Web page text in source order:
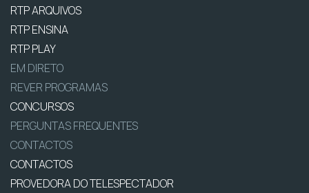
RTP ARQUIVOS
RTP ENSINA
RTP PLAY
EM DIRETO
REVER PROGRAMAS
CONCURSOS
PERGUNTAS FREQUENTES
CONTACTOS
CONTACTOS
PROVEDORA DO TELESPECTADOR